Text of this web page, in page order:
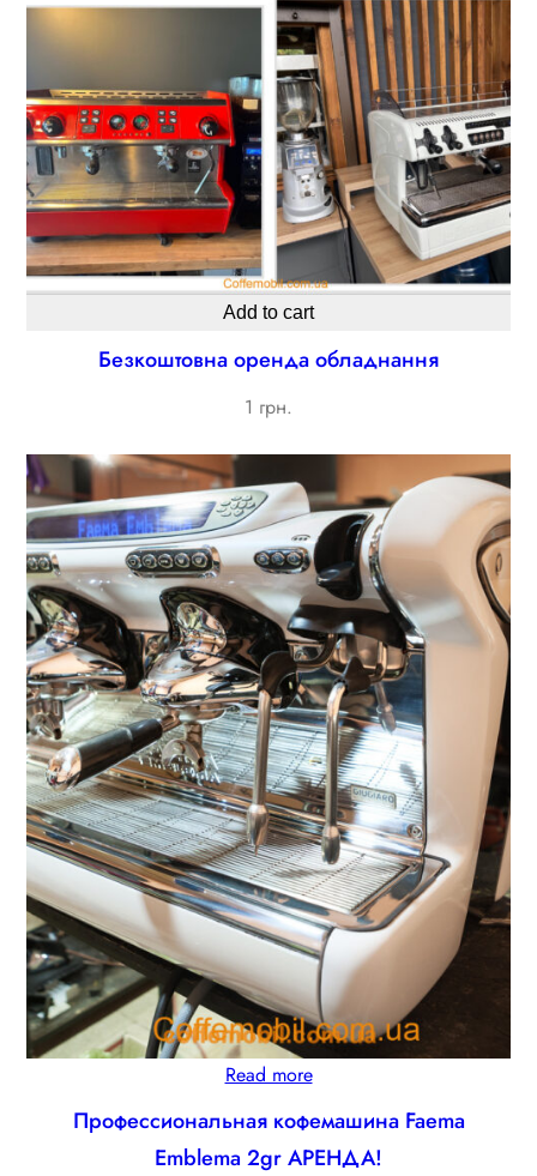
Add to cart
Безкоштовна оренда обладнання
1 грн.
Read more
Профессиональная кофемашина Faema
Emblema 2gr АРЕНДА!